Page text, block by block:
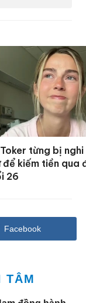
từng bị
để kiếm tiền qua
26
Facebook
TÂM